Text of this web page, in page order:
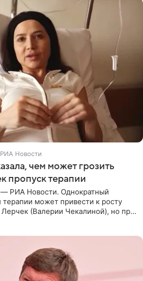
Новости
чем может грозить
пропуск терапии
РИА Новости. Однократный
терапии может привести к росту
(Валерии Чекалиной), но при